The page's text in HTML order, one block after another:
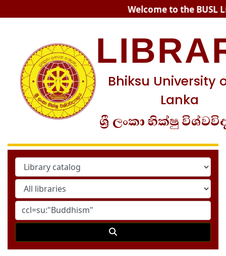
Welcome to the BUSL
Bhiksu University
Lanka
ශ්‍රී ලංකා භික්ෂු